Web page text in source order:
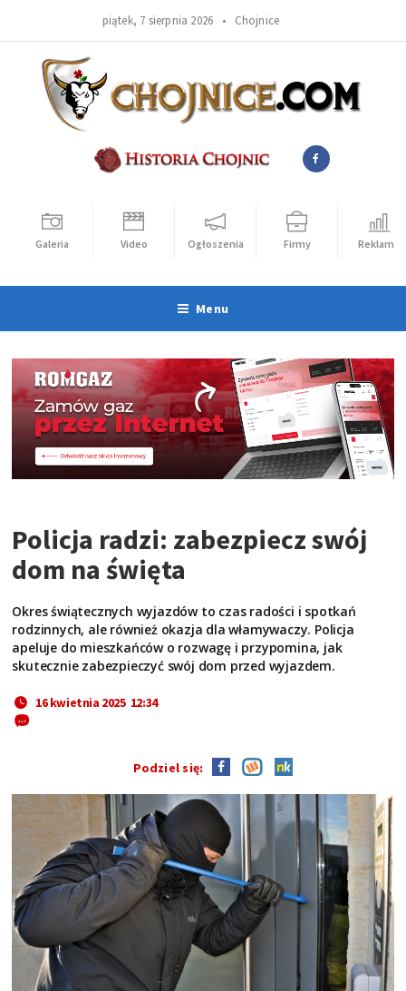
piątek, 7 sierpnia 2026 • Chojnice
Galeria Video Ogłoszenia Firmy Reklama
Menu
Policja radzi: zabezpiecz swój
dom na święta
Okres świątecznych wyjazdów to czas radości i spotkań
rodzinnych, ale również okazja dla włamywaczy. Policja
apeluje do mieszkańców o rozwagę i przypomina, jak
skutecznie zabezpieczyć swój dom przed wyjazdem.
16 kwietnia 2025 12:34
Podziel się: